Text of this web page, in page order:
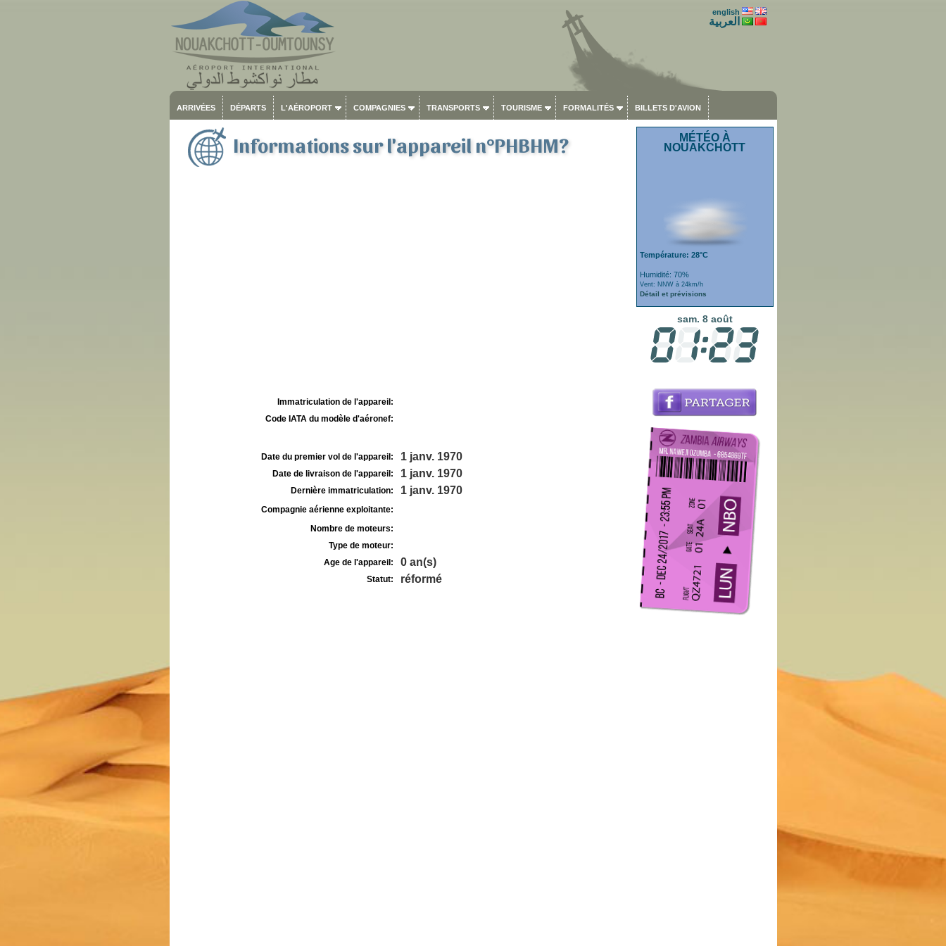
english
العربية
ARRIVÉES DÉPARTS L'AÉROPORT COMPAGNIES TRANSPORTS TOURISME FORMALITÉS BILLETS D'AVION
Informations sur l'appareil n°PHBHM?
Immatriculation de l'appareil:
Code IATA du modèle d'aéronef:
Date du premier vol de l'appareil: 1 janv. 1970
Date de livraison de l'appareil: 1 janv. 1970
Dernière immatriculation: 1 janv. 1970
Compagnie aérienne exploitante:
Nombre de moteurs:
Type de moteur:
Age de l'appareil:
0 an(s)
Statut: réformé
MÉTÉO À
NOUAKCHOTT
Température: 28°C
Humidité: 70%
Vent: NNW à 24km/h
Détail et prévisions
sam. 8 août